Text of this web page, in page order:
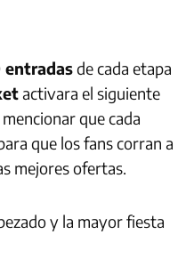
entradasde cada etapa
activara el siguiente
que cada
que los fans corran a
mejores ofertas.
y la mayor fiesta